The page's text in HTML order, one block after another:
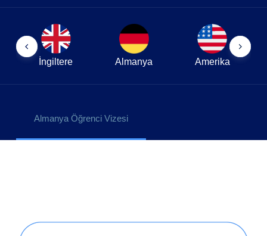
İngiltere Almanya Amerika
Almanya Öğrenci Vizesi